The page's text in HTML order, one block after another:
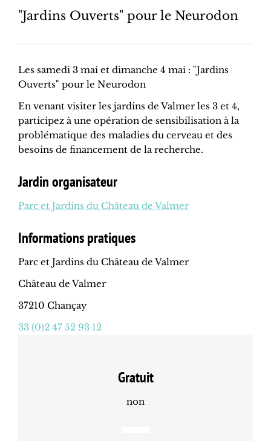
"Jardins Ouverts" pour le Neurodon
Les samedi 3 mai et dimanche 4 mai : "Jardins
Ouverts" pour le Neurodon
En venant visiter les jardins de Valmer les 3 et 4,
participez à une opération de sensibilisation à la
problématique des maladies du cerveau et des
besoins de financement de la recherche.
Jardin organisateur
Parc et Jardins du Château de Valmer
Informations pratiques
Parc et Jardins du Château de Valmer
Château de Valmer
37210 Chançay
33 (0)2 47 52 93 12
Gratuit
non